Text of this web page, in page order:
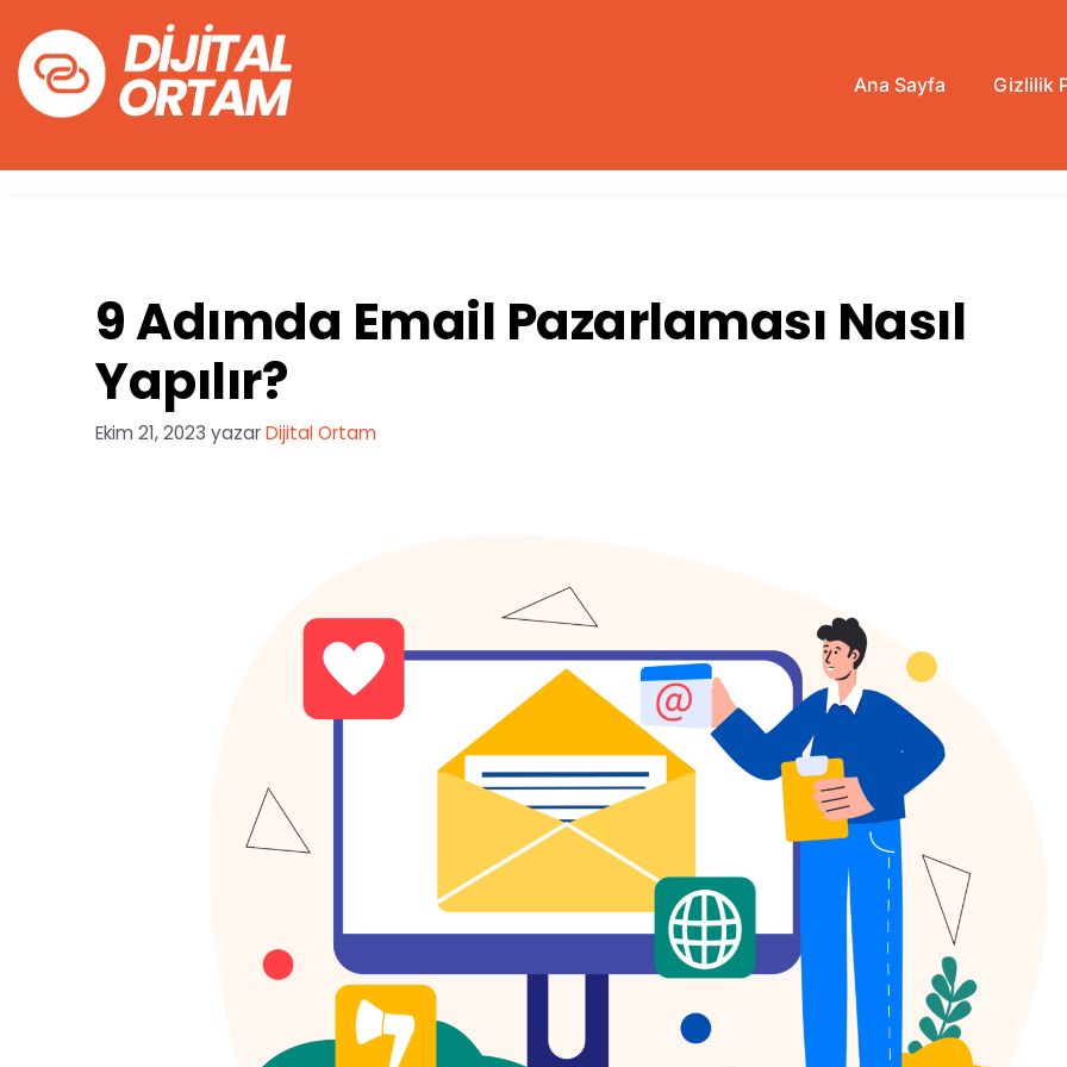
atla
Ana Sayfa Gizlilik
9 Adımda Email Pazarlaması Nasıl
Yapılır?
Ekim 21, 2023 yazarDijital Ortam
PARA KAZANMAK
2024 Yılında
YouTube İle
Para
Kazanmak:
Hala İşe